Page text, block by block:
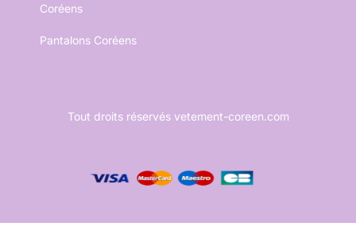
Coréens
Pantalons Coréens
Tout droits réservés vetement-coreen.com